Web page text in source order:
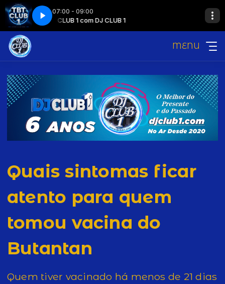
07:00 - 09:00
TBT CLUB 1 com DJ CLUB 1
MENU
Quais sintomas ficar
atento para quem
tomou vacina do
Butantan
Quem tiver vacinado há menos de 21 dias